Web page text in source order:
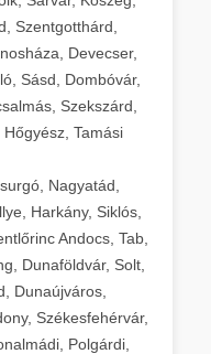
Szentgotthárd,
Devecser,
Sásd, Dombóvár,
Szekszárd,
Tamási
Nagyatád,
Harkány, Siklós,
Andocs, Tab,
Dunaföldvár, Solt,
Dunaújváros,
Székesfehérvár,
Polgárdi,